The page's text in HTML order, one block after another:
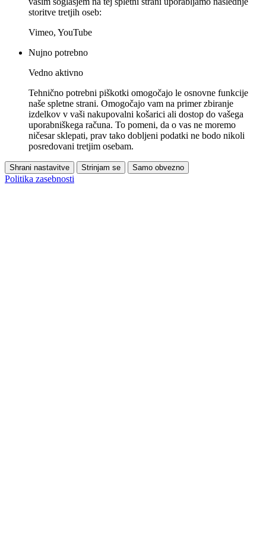
storitve tretjih oseb:
Vimeo, YouTube
Nujno potrebno
Vedno aktivno
Tehnično potrebni piškotki omogočajo le osnovne funkcije
naše spletne strani. Omogočajo vam na primer zbiranje
izdelkov v vaši nakupovalni košarici ali dostop do vašega
uporabniškega računa. To pomeni, da o vas ne moremo
ničesar sklepati, prav tako dobljeni podatki ne bodo nikoli
posredovani tretjim osebam.
Shrani nastavitve Strinjam se Samo obvezno
Politika zasebnosti